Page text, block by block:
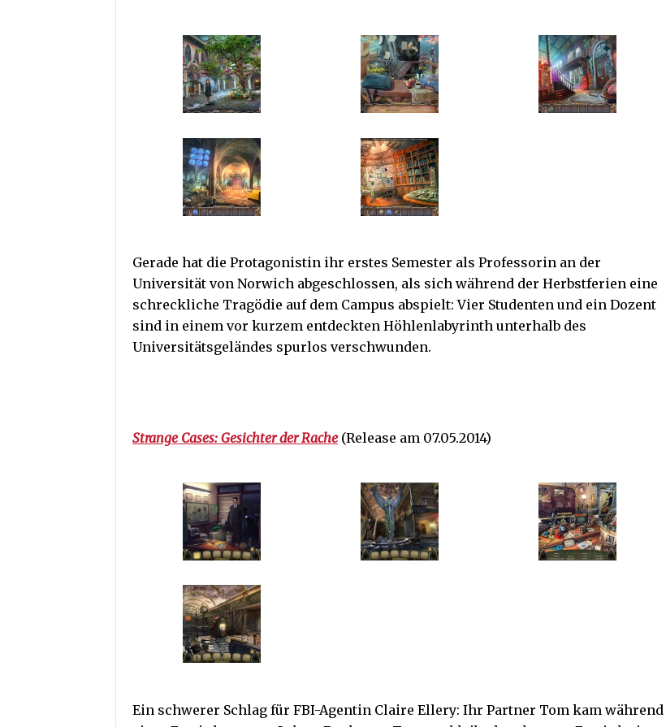
Gerade hat die Protagonistin ihr erstes Semester als Professorin an der
Universität von Norwich abgeschlossen, als sich während der Herbstferien eine
schreckliche Tragödie auf dem Campus abspielt: Vier Studenten und ein Dozent
sind in einem vor kurzem entdeckten Höhlenlabyrinth unterhalb des
Universitätsgeländes spurlos verschwunden.
Strange Cases: Gesichter der Rache(Release am 07.05.2014)
Ein schwerer Schlag für FBI-Agentin Claire Ellery: Ihr Partner Tom kam während